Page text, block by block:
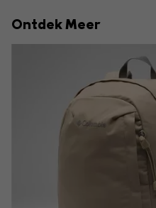
Ontdek Meer